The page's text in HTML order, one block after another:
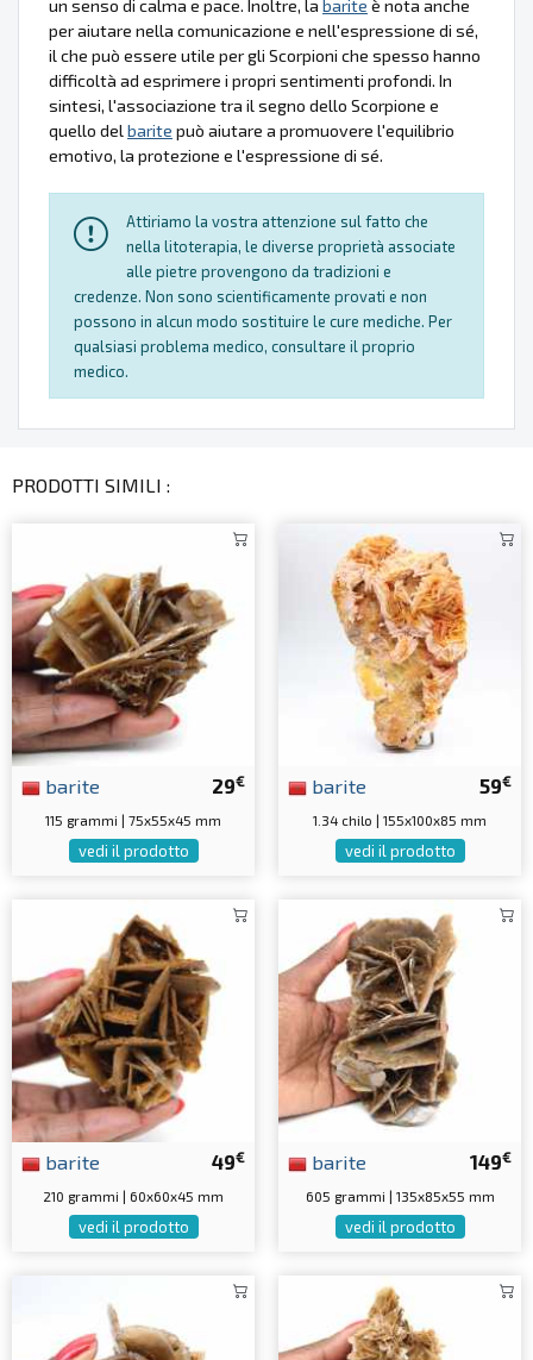
un senso di calma e pace. Inoltre, la barite è nota anche
per aiutare nella comunicazione e nell'espressione di sé,
il che può essere utile per gli Scorpioni che spesso hanno
difficoltà ad esprimere i propri sentimenti profondi. In
sintesi, l'associazione tra il segno dello Scorpione e
quello delbarite può aiutare a promuovere l'equilibrio
emotivo, la protezione e l'espressione di sé.
Attiriamo la vostra attenzione sul fatto che
nella litoterapia, le diverse proprietà associate
alle pietre provengono da tradizioni e
credenze. Non sono scientificamente provati e non
possono in alcun modo sostituire le cure mediche. Per
qualsiasi problema medico, consultare il proprio
medico.
PRODOTTI SIMILI :
29€
barite
115 grammi | 75x55x45 mm
vedi il prodotto
59€
barite
1.34 chilo | 155x100x85 mm
vedi il prodotto
49€
barite
210 grammi | 60x60x45 mm
vedi il prodotto
149€
barite
605 grammi | 135x85x55 mm
vedi il prodotto